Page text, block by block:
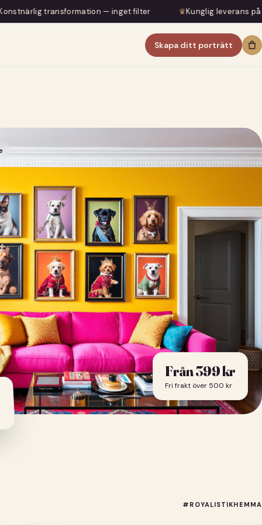
— inget filter ♛Kunglig leverans på 5–7 dagar
Skapa ditt porträtt
Från399kr
Fri frakt över 500 kr
#ROYALISTIKHEMMA